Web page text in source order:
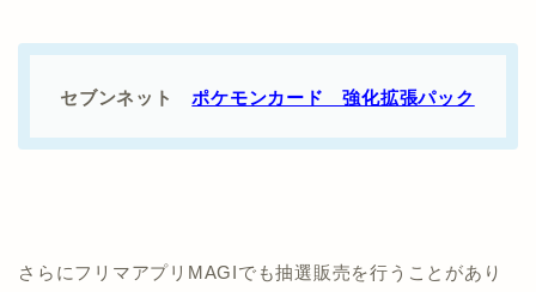
セブンネットポケモンカード 強化拡張パック
さらにフリマアプリMAGIでも抽選販売を行うことがあり